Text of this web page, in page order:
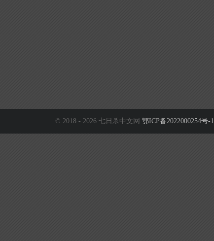
© 2018 - 2026 七日杀中文网 鄂ICP备2022000254号-1